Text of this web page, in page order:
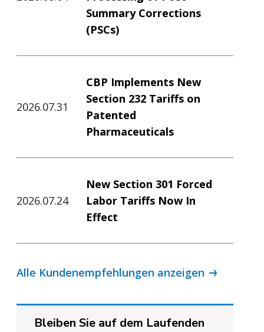
Summary Corrections
(PSCs)
2026.07.31
CBP Implements New
Section 232 Tariffs on
Patented
Pharmaceuticals
2026.07.24
New Section 301 Forced
Labor Tariffs Now In
Effect
Alle Kundenempfehlungen anzeigen
Bleiben Sie auf dem Laufenden